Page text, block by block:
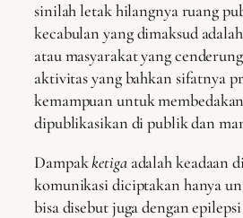
sinilah letak hilangnya ruang
kecabulan yang dimaksud
atau masyarakat yang
aktivitas yang bahkan sifatnya
kemampuan untuk
dipublikasikan di publik dan
Dampakketigaadalah keadaan
komunikasi diciptakan hanya
bisa disebut juga dengan